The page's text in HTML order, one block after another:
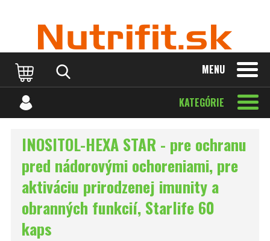
MENU
KATEGÓRIE
INOSITOL-HEXA STAR - pre ochranu
pred nádorovými ochoreniami, pre
aktiváciu prirodzenej imunity a
obranných funkcií, Starlife 60
kaps